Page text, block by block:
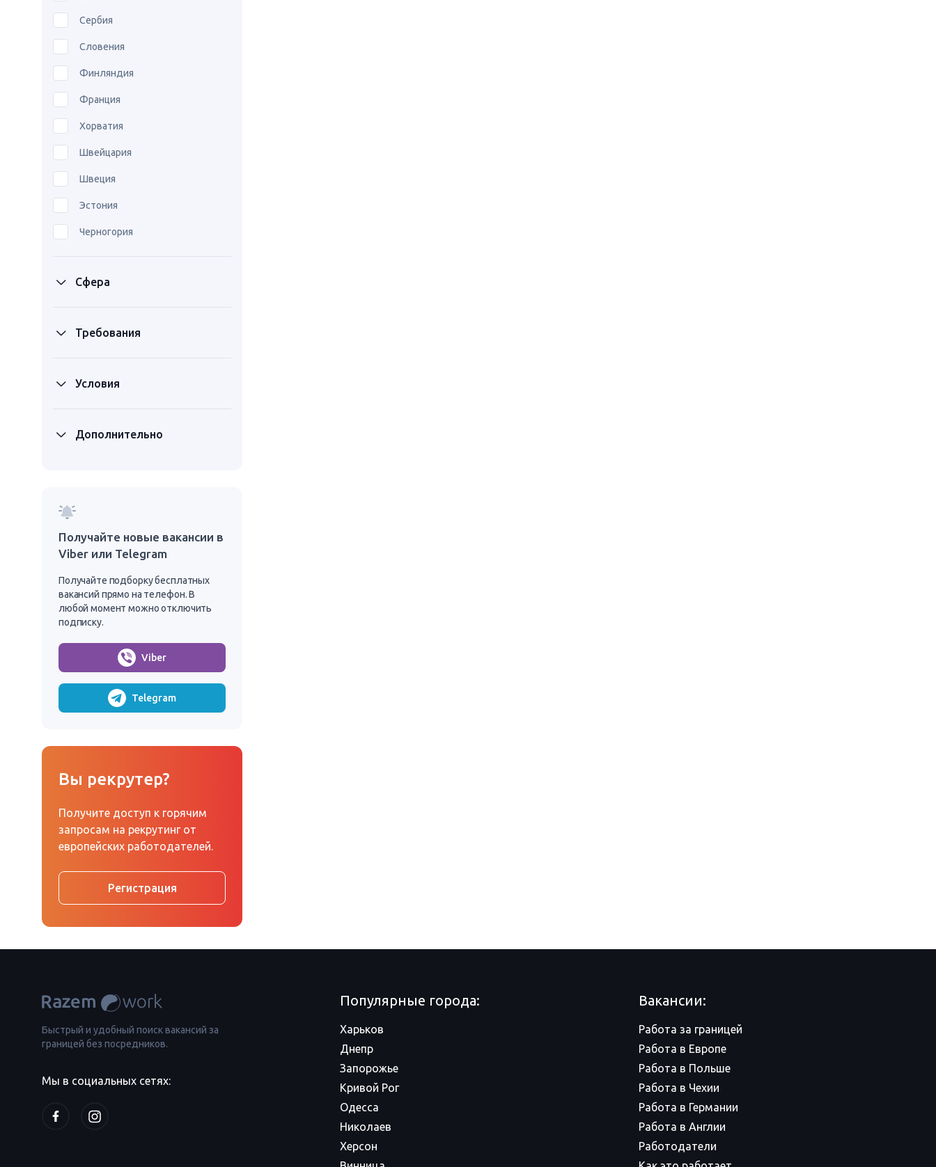
Сербия
Словения
Финляндия
Франция
Хорватия
Швейцария
Швеция
Эстония
Черногория
Сфера
Требования
Условия
Дополнительно
Получайте новые вакансии в
Viber или Telegram
Получайте подборку бесплатных
вакансий прямо на телефон. В
любой момент можно отключить
подписку.
Viber
Telegram
Вы рекрутер?
Получите доступ к горячим
запросам на рекрутинг от
европейских работодателей.
Регистрация
Быстрый и удобный поиск вакансий за
границей без посредников.
Мы в социальных сетях:
Популярные города:
Харьков
Днепр
Запорожье
Кривой Рог
Одесса
Николаев
Херсон
Вакансии:
Работа за границей
Работа в Европе
Работа в Польше
Работа в Чехии
Работа в Германии
Работа в Англии
Работодатели